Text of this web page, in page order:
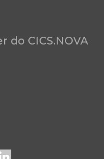
do CICS.NOVA